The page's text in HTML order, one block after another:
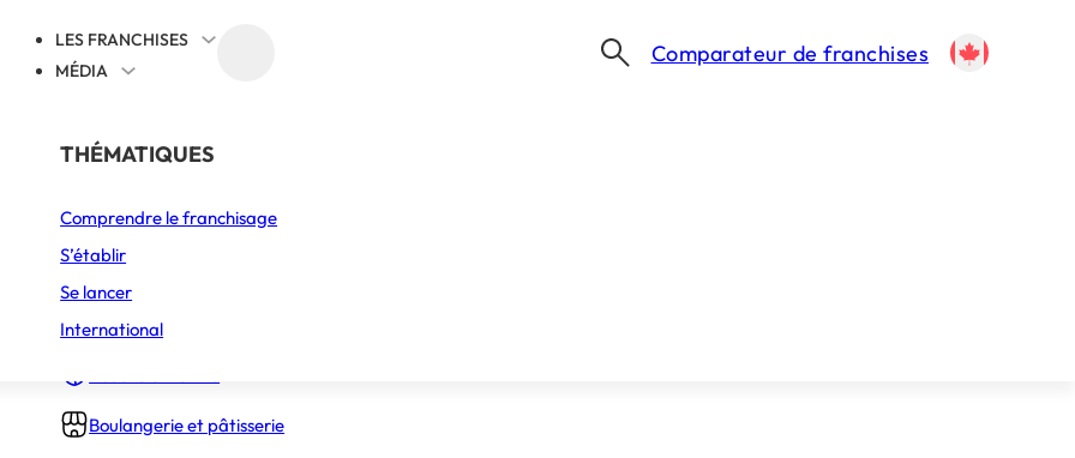
LES FRANCHISES
PAR SECTEUR
Alimentation
Bars
Boulangerie et pâtisserie
MÉDIA
THÉMATIQUES
Comprendre le franchisage
S’établir
Se lancer
International
Comparateur de franchises